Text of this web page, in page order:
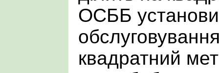
ОСББ
квадратний